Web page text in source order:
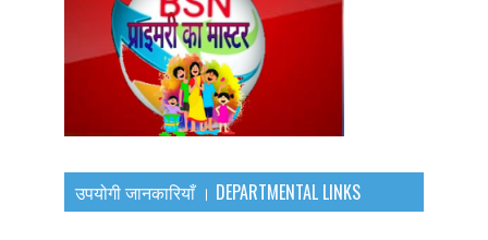
उपयोगी जानकारियाँ । DEPARTMENTAL LINKS